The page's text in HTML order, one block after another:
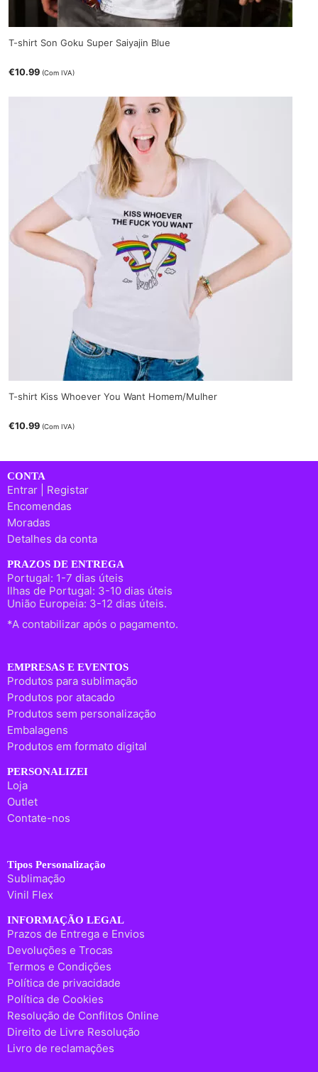
T-shirt Son Goku Super Saiyajin Blue
€10.99 (Com IVA)
T-shirt Kiss Whoever You Want Homem/Mulher
€10.99 (Com IVA)
CONTA
Entrar | Registar
Encomendas
Moradas
Detalhes da conta
PRAZOS DE ENTREGA
Portugal: 1-7 dias úteis
Ilhas de Portugal: 3-10 dias úteis
União Europeia: 3-12 dias úteis.
*A contabilizar após o pagamento.
EMPRESAS E EVENTOS
Produtos para sublimação
Produtos por atacado
Produtos sem personalização
Embalagens
Produtos em formato digital
PERSONALIZEI
Loja
Outlet
Contate-nos
Tipos Personalização
Sublimação
Vinil Flex
INFORMAÇÃO LEGAL
Prazos de Entrega e Envios
Devoluções e Trocas
Termos e Condições
Política de privacidade
Política de Cookies
Resolução de Conflitos Online
Direito de Livre Resolução
Livro de reclamações